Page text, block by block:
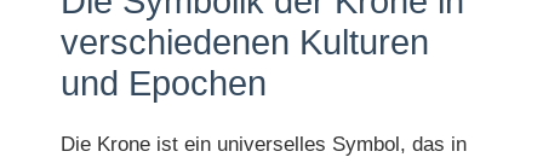
verschiedenen Kulturen
und Epochen
Die Krone ist ein universelles Symbol, das in